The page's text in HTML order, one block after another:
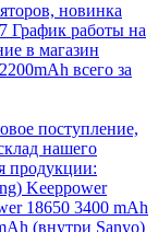
новинка
График работы на
в магазин
всего за
поступление,
нашего
продукции:
Keeppower
18650 3400 mAh